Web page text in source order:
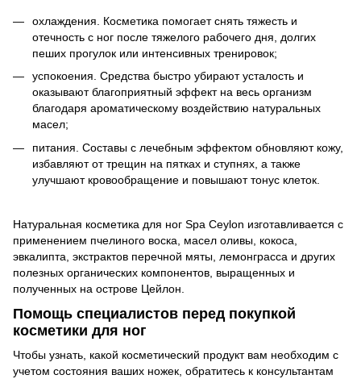
охлаждения. Косметика помогает снять тяжесть и
отечность с ног после тяжелого рабочего дня, долгих
пеших прогулок или интенсивных тренировок;
успокоения. Средства быстро убирают усталость и
оказывают благоприятный эффект на весь организм
благодаря ароматическому воздействию натуральных
масел;
питания. Составы с лечебным эффектом обновляют кожу,
избавляют от трещин на пятках и ступнях, а также
улучшают кровообращение и повышают тонус клеток.
Натуральная косметика для ног Spa Ceylon изготавливается с
применением пчелиного воска, масел оливы, кокоса,
эвкалипта, экстрактов перечной мяты, лемонграсса и других
полезных органических компонентов, выращенных и
полученных на острове Цейлон.
Помощь специалистов перед покупкой
косметики для ног
Чтобы узнать, какой косметический продукт вам необходим с
учетом состояния ваших ножек, обратитесь к консультантам